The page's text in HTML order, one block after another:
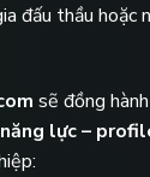
đấu thầu hoặc
sẽ đồng
lực –